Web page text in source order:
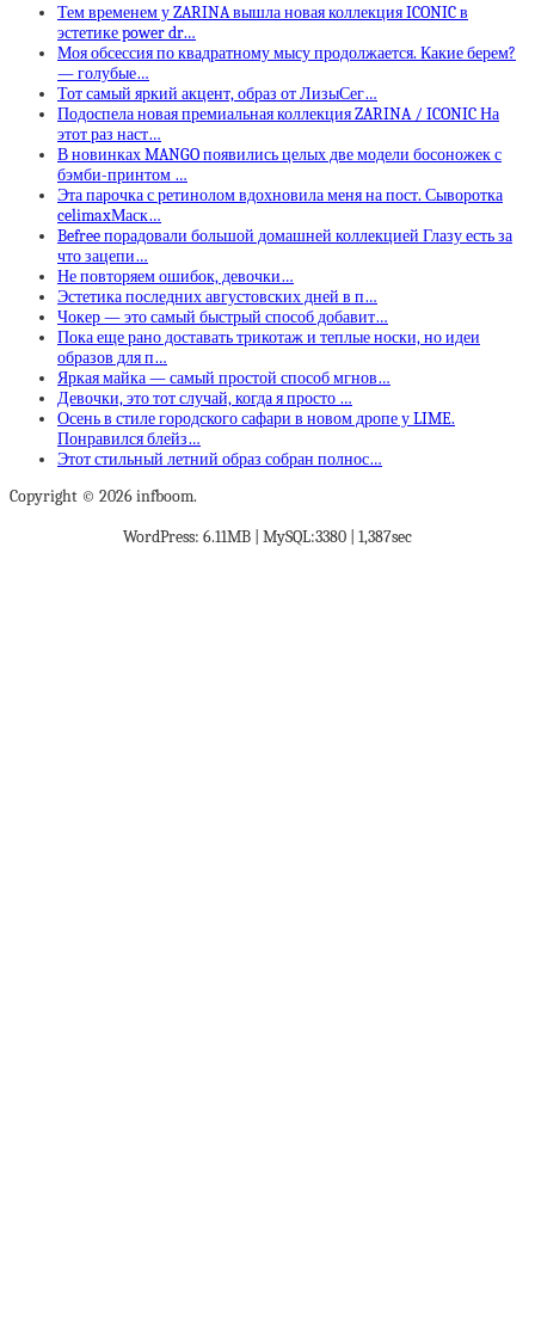
Тем временем у ZARINA вышла новая коллекция ICONIC в
эстетике power dr…
Моя обсессия по квадратному мысу продолжается. Какие берем?
— голубые…
Тот самый яркий акцент, образ от ЛизыСег…
Подоспела новая премиальная коллекция ZARINA / ICONIC На
этот раз наст…
В новинках MANGO появились целых две модели босоножек с
бэмби-принтом …
Эта парочка с ретинолом вдохновила меня на пост. Сыворотка
celimaxМаск…
Befree порадовали большой домашней коллекцией Глазу есть за
что зацепи…
Не повторяем ошибок, девочки…
Эстетика последних августовских дней в п…
Чокер — это самый быстрый способ добавит…
Пока еще рано доставать трикотаж и теплые носки, но идеи
образов для п…
Яркая майка — самый простой способ мгнов…
Девочки, это тот случай, когда я просто …
Осень в стиле городского сафари в новом дропе у LIME.
Понравился блейз…
Этот стильный летний образ собран полнос…
Copyright © 2026 infboom.
WordPress: 6.11MB | MySQL:3380 | 1,387sec